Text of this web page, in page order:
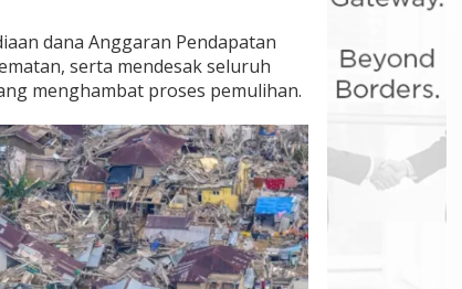
dana Anggaran Pendapatan
serta mendesak seluruh
menghambat proses pemulihan.